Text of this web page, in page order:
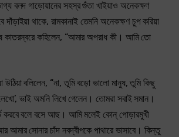
বলদ গাড়োয়ানের সহস্র গুঁতা খাইয়াও অনেকক্ষণ
দাঁড়াইয়া থাকে, রামকানাই তেমনি অনেকক্ষণ চুপ করিয়া
কাতরস্বরে কহিলেন, “আমার অপরাধ কী। আমি তো
উঠিয়া বলিলেন, “না, তুমি বড়ো ভালো মানুষ, তুমি কিছু
ভাই অমনি লিখে গেলেন। তোমরা সবাই সমান।
করবে বলে বসে আছ। আমি মলেই কোন্ পোড়ারমুখী
আমার সোনার চাঁদ নবদ্বীপকে পাথারে ভাসাবে। কিন্তু